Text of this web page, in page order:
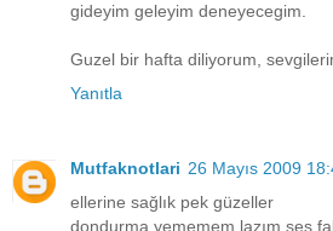
gideyim geleyim deneyecegim.
Guzel bir hafta diliyorum,
Yanıtla
Mutfaknotlari 26 Mayıs 2009
ellerine sağlık pek güzeller
dondurma yememem lazım ses